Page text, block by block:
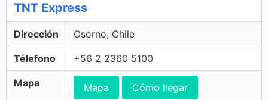
TNT Express
Dirección Osorno, Chile
Télefono +56 2 2360 5100
Mapa Mapa Cómo llegar